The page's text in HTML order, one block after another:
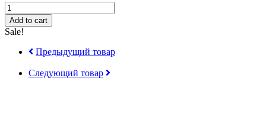
Стул
мастера
"Сеньор"
quantity
Add to cart
Sale!
Предыдущий товар
Следующий товар